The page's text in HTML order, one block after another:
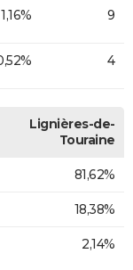
1,16% 9
4
Lignières-de-
Touraine
81,62%
18,38%
2,14%